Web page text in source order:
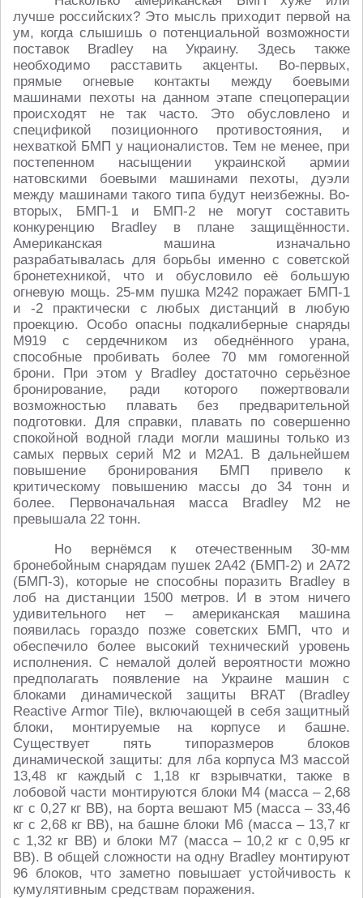
лучше российских? Это мысль приходит первой на
ум, когда слышишь о потенциальной возможности
поставок Bradley на Украину. Здесь также
необходимо расставить акценты. Во-первых,
прямые огневые контакты между боевыми
машинами пехоты на данном этапе спецоперации
происходят не так часто. Это обусловлено и
спецификой позиционного противостояния, и
нехваткой БМП у националистов. Тем не менее, при
постепенном насыщении украинской армии
натовскими боевыми машинами пехоты, дуэли
между машинами такого типа будут неизбежны. Во-
вторых, БМП-1 и БМП-2 не могут составить
конкуренцию Bradley в плане защищённости.
Американская машина изначально
разрабатывалась для борьбы именно с советской
бронетехникой, что и обусловило её большую
огневую мощь. 25-мм пушка М242 поражает БМП-1
и -2 практически с любых дистанций в любую
проекцию. Особо опасны подкалиберные снаряды
М919 с сердечником из обеднённого урана,
способные пробивать более 70 мм гомогенной
брони. При этом у Bradley достаточно серьёзное
бронирование, ради которого пожертвовали
возможностью плавать без предварительной
подготовки. Для справки, плавать по совершенно
спокойной водной глади могли машины только из
самых первых серий М2 и М2А1. В дальнейшем
повышение бронирования БМП привело к
критическому повышению массы до 34 тонн и
более. Первоначальная масса Bradley М2 не
превышала 22 тонн.
Но вернёмся к отечественным 30-мм
бронебойным снарядам пушек 2А42 (БМП-2) и 2А72
(БМП-3), которые не способны поразить Bradley в
лоб на дистанции 1500 метров. И в этом ничего
удивительного нет – американская машина
появилась гораздо позже советских БМП, что и
обеспечило более высокий технический уровень
исполнения. С немалой долей вероятности можно
предполагать появление на Украине машин с
блоками динамической защиты BRAT (Bradley
Reactive Armor Tile), включающей в себя защитный
блоки, монтируемые на корпусе и башне.
Существует пять типоразмеров блоков
динамической защиты: для лба корпуса М3 массой
13,48 кг каждый с 1,18 кг взрывчатки, также в
лобовой части монтируются блоки М4 (масса – 2,68
кг с 0,27 кг ВВ), на борта вешают М5 (масса – 33,46
кг с 2,68 кг ВВ), на башне блоки М6 (масса – 13,7 кг
с 1,32 кг ВВ) и блоки М7 (масса – 10,2 кг с 0,95 кг
ВВ). В общей сложности на одну Bradley монтируют
96 блоков, что заметно повышает устойчивость к
кумулятивным средствам поражения.